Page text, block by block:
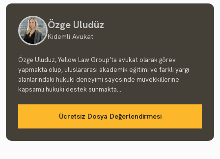
Özge Uludüz
Kıdemli Avukat
Özge Uluduz, Yellow Law Group’ta avukat olarak görev
yapmakta olup, uluslararası akademik eğitimi ve farklı yargı
alanlarındaki hukuki deneyimi sayesinde müvekkillerine
kapsamlı hukuki destek sunmakta...
Ücretsiz Dosya Değerlendirmesi